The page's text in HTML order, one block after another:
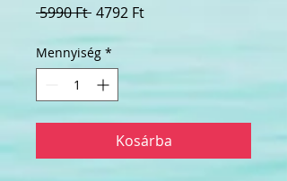
5990 Ft Szokásos
4792 FtAkciós
Mennyiség *
Kosárba